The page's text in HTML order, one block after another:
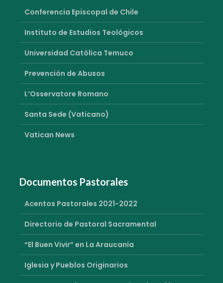
Conferencia Episcopal de Chile
Instituto de Estudios Teológicos
Universidad Católica Temuco
Prevención de Abusos
L’Osservatore Romano
Santa Sede (Vaticano)
Vatican News
Documentos Pastorales
Acentos Pastorales 2021-2022
Directorio de Pastoral Sacramental
“El Buen Vivir” en La Araucanía
Iglesia y Pueblos Originarios